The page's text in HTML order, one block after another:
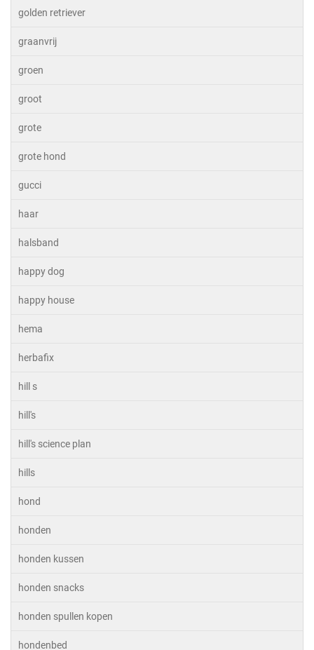
golden retriever
graanvrij
groen
groot
grote
grote hond
gucci
haar
halsband
happy dog
happy house
hema
herbafix
hill s
hill's
hill's science plan
hills
hond
honden
honden kussen
honden snacks
honden spullen kopen
hondenbed